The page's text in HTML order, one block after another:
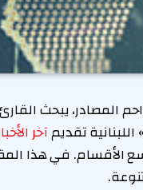
المصادر، يبحث
تقديمآخر
الأقسام. في هذا